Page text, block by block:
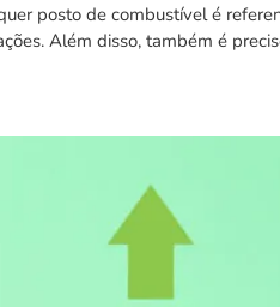
posto de combustível é
Além disso, também é